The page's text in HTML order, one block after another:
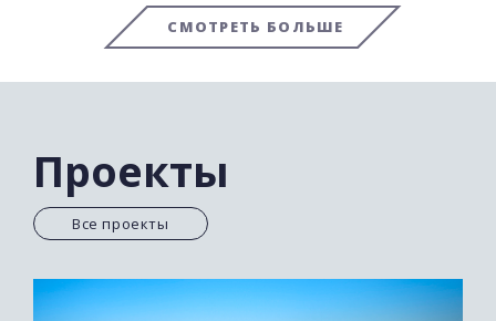
СМОТРЕТЬ БОЛЬШЕ
Проекты
Все проекты